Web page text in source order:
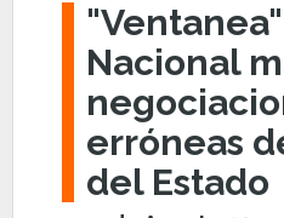
Nacional
erróneas
del Estado